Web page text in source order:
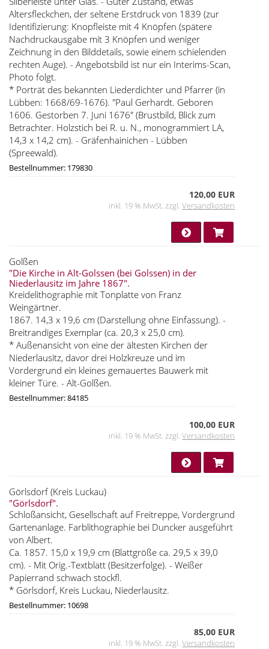
Altersfleckchen, der seltene Erstdruck von 1839 (zur
Identifizierung: Knopfleiste mit 4 Knöpfen (spätere
Nachdruckausgabe mit 3 Knöpfen und weniger
Zeichnung in den Bilddetails, sowie einem schielenden
rechten Auge). - Angebotsbild ist nur ein Interims-Scan,
Photo folgt.
* Porträt des bekannten Liederdichter und Pfarrer (in
Lübben: 1668/69-1676). "Paul Gerhardt. Geboren
1606. Gestorben 7. Juni 1676" (Brustbild, Blick zum
Betrachter. Holzstich bei R. u. N., monogrammiert LA,
14,3 x 14,2 cm). - Gräfenhainichen - Lübben
(Spreewald).
Bestellnummer: 179830
120,00 EUR
inkl. 19 % MwSt. zzgl.Versandkosten
Golßen
"Die Kirche in Alt-Golssen (bei Golssen) in der
Niederlausitz im Jahre 1867".
Kreidelithographie mit Tonplatte von Franz
Weingärtner.
1867. 14,3 x 19,6 cm (Darstellung ohne Einfassung). -
Breitrandiges Exemplar (ca. 20,3 x 25,0 cm).
* Außenansicht von eine der ältesten Kirchen der
Niederlausitz, davor drei Holzkreuze und im
Vordergrund ein kleines gemauertes Bauwerk mit
kleiner Türe. - Alt-Golßen.
Bestellnummer: 84185
100,00 EUR
inkl. 19 % MwSt. zzgl.Versandkosten
Görlsdorf (Kreis Luckau)
"Görlsdorf".
Schloßansicht, Gesellschaft auf Freitreppe, Vordergrund
Gartenanlage. Farblithographie bei Duncker ausgeführt
von Albert.
Ca. 1857. 15,0 x 19,9 cm (Blattgröße ca. 29,5 x 39,0
cm). - Mit Orig.-Textblatt (Besitzerfolge). - Weißer
Papierrand schwach stockfl.
* Görlsdorf, Kreis Luckau, Niederlausitz.
Bestellnummer: 10698
85,00 EUR
inkl. 19 % MwSt. zzgl.Versandkosten